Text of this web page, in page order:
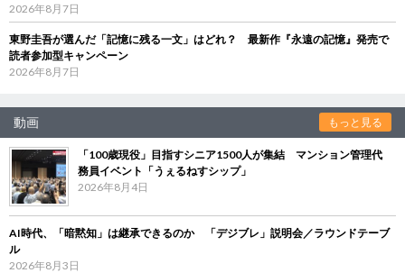
2026年8月7日
東野圭吾が選んだ「記憶に残る一文」はどれ？ 最新作『永遠の記憶』発売で
読者参加型キャンペーン
2026年8月7日
動画 もっと見る
「100歳現役」目指すシニア1500人が集結 マンション管理代
務員イベント「うぇるねすシップ」
2026年8月4日
AI時代、「暗黙知」は継承できるのか 「デジブレ」説明会／ラウンドテーブ
ル
2026年8月3日